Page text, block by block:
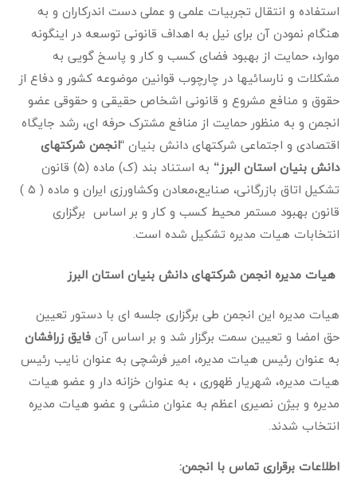
استفاده و انتقال تجربیات علمی و عملی دست اندرکاران و به
هنگام نمودن آن برای نیل به اهداف قانونی توسعه در اینگونه
موارد، حمایت از بهبود فضای کسب و کار و پاسخ گویی به
مشکلات و نارسائیها در چارچوب قوانین موضوعه کشور و دفاع از
حقوق و منافع مشروع و قانونی اشخاص حقیقی و حقوقی عضو
انجمن و به منظور حمایت از منافع مشترک حرفه ای، رشد جایگاه
اقتصادی و اجتماعی شرکتهای دانش بنیان “انجمن شرکتهای
دانش بنیان استان البرز“
به استناد بند (ک) ماده (۵) قانون
تشکیل اتاق بازرگانی، صنایع،معادن وکشاورزی ایران و ماده ( ۵ )
قانون بهبود مستمر محیط کسب و کار و بر اساس برگزاری
انتخابات هیات مدیره تشکیل شده است.
هیات مدیره انجمن شرکتهای دانش بنیان استان البرز
هیات مدیره این انجمن طی برگزاری جلسه ای با دستور تعیین
حق امضا و تعیین سمت برگزار شد و بر اساس آنفایق زرافشان
به عنوان رئیس هیات مدیره، امیر فرشچی به عنوان نایب رئیس
هیات مدیره، شهریار ظهوری ، به عنوان خزانه دار و عضو هیات
مدیره و بیژن نصیری اعظم به عنوان منشی و عضو هیات مدیره
انتخاب شدند.
اطلاعات برقراری تماس با انجمن: